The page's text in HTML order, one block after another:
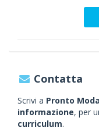
Contatta
Scrivi a Pronto
informazione, per
curriculum.